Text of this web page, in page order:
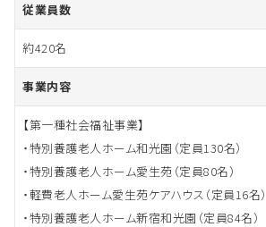
従業員数
約420名
事業内容
【第一種社会福祉事業】
・特別養護老人ホーム和光園（定員130名）
・特別養護老人ホーム愛生苑（定員80名）
・軽費老人ホーム愛生苑ケアハウス（定員16名）
・特別養護老人ホーム新宿和光園（定員84名）